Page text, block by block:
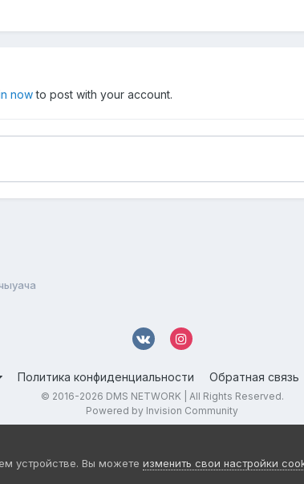
nowto post with your account.
Политика конфиденциальности Обратная связь
© 2016-2026 DMS NETWORK | All Rights Reserved.
Powered by Invision Community
устройстве. Вы можете изменить свои настройки